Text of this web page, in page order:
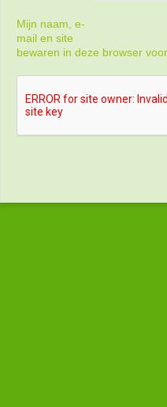
Mijn naam, e-
mail en site
bewaren in deze browser